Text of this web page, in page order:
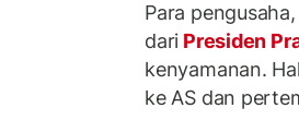
Para
dari Presiden
kenyamanan.
ke AS dan